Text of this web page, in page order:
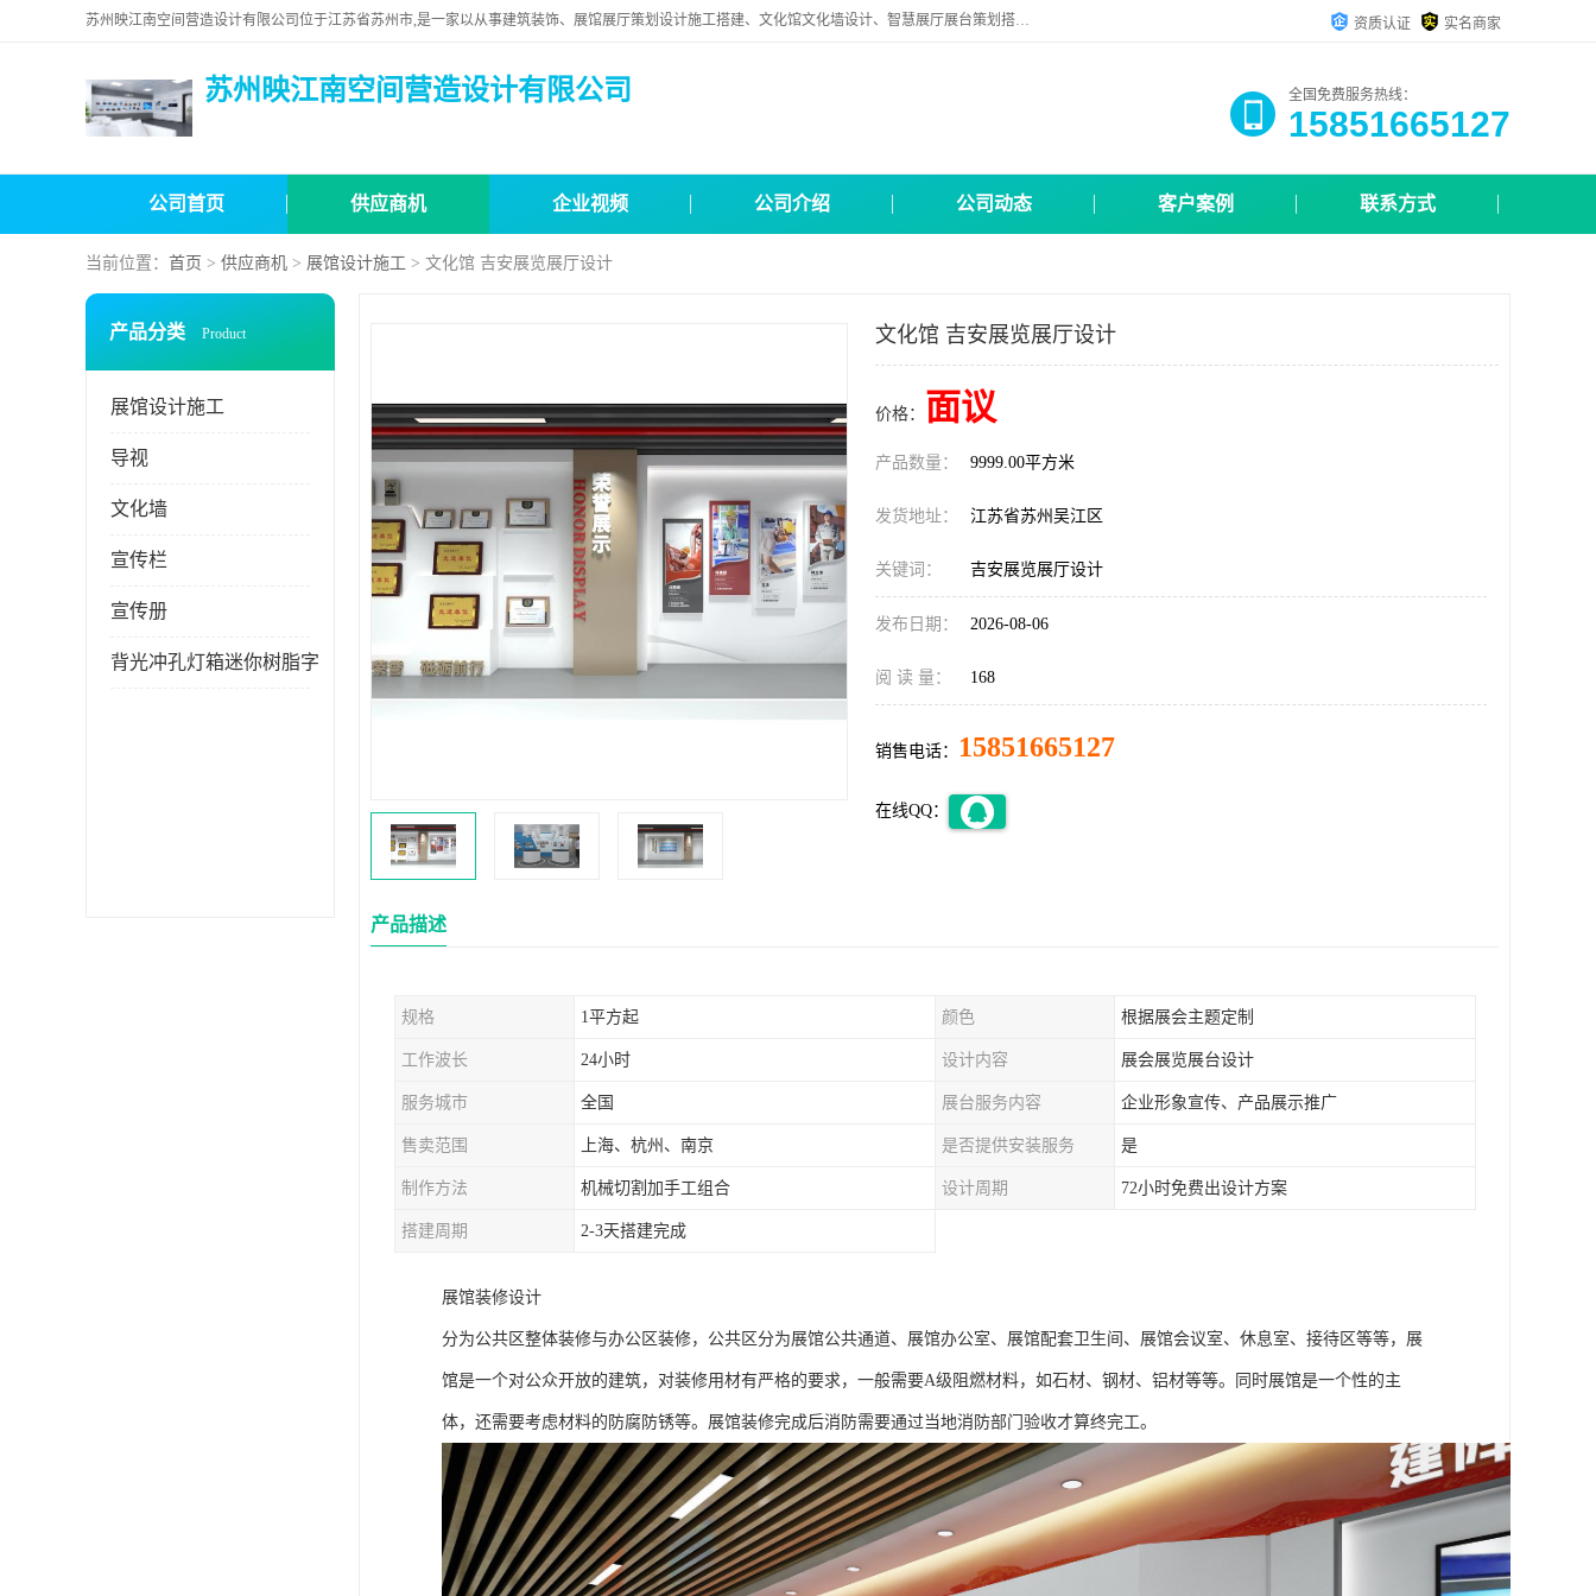
苏州映江南空间营造设计有限公司位于江苏省苏州市,是一家以从事建筑装饰、展馆展厅策划设计施工搭建、文化馆文化墙设计、智慧展厅展台策划搭建和其他建筑装饰装修业为主的企业。 资质认证 实名商家
苏州映江南空间营造设计有限公司 全国免费服务热线：
15851665127
公司首页 供应商机 企业视频 公司介绍 公司动态 客户案例 联系方式
当前位置： 首页 > 供应商机 > 展馆设计施工 > 文化馆 吉安展览展厅设计
产品分类 Product
展馆设计施工
导视
文化墙
宣传栏
宣传册
背光冲孔灯箱迷你树脂字
文化馆 吉安展览展厅设计
价格： 面议
产品数量： 9999.00平方米
发货地址： 江苏省苏州吴江区
关键词： 吉安展览展厅设计
发布日期： 2026-08-06
阅 读 量： 168
销售电话： 15851665127
在线QQ：
产品描述
规格 1平方起 颜色 根据展会主题定制
工作波长 24小时 设计内容 展会展览展台设计
服务城市 全国 展台服务内容 企业形象宣传、产品展示推广
售卖范围 上海、杭州、南京 是否提供安装服务 是
制作方法 机械切割加手工组合 设计周期 72小时免费出设计方案
搭建周期 2-3天搭建完成
展馆装修设计
分为公共区整体装修与办公区装修，公共区分为展馆公共通道、展馆办公室、展馆配套卫生间、展馆会议室、休息室、接待区等等，展
馆是一个对公众开放的建筑，对装修用材有严格的要求，一般需要A级阻燃材料，如石材、钢材、铝材等等。同时展馆是一个性的主
体，还需要考虑材料的防腐防锈等。展馆装修完成后消防需要通过当地消防部门验收才算终完工。